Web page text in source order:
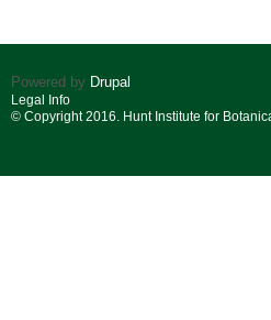
Powered by Drupal
Legal Info
© Copyright 2016. Hunt Institute for